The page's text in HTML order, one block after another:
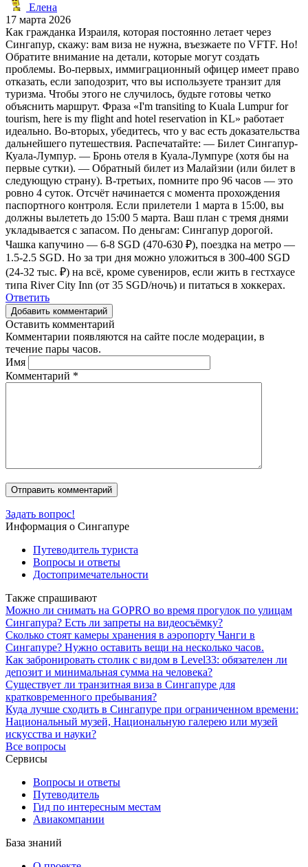
Елена
17 марта 2026
Как гражданка Израиля, которая постоянно летает через
Сингапур, скажу: вам виза не нужна, въезжаете по VFTF. Но!
Обратите внимание на детали, которые могут создать
проблемы. Во-первых, иммиграционный офицер имеет право
отказать, если заподозрит, что вы используете транзит для
туризма. Чтобы этого не случилось, будьте готовы четко
объяснить маршрут. Фраза «I'm transiting to Kuala Lumpur for
tourism, here is my flight and hotel reservation in KL» работает
идеально. Во-вторых, убедитесь, что у вас есть доказательства
дальнейшего путешествия. Распечатайте: — Билет Сингапур-
Куала-Лумпур. — Бронь отеля в Куала-Лумпуре (хотя бы на
первые сутки). — Обратный билет из Малайзии (или билет в
следующую страну). В-третьих, помните про 96 часов — это
ровно 4 суток. Отсчёт начинается с момента прохождения
паспортного контроля. Если прилетели 1 марта в 15:00, вы
должны вылететь до 15:00 5 марта. Ваш план с тремя днями
укладывается с запасом. По деньгам: Сингапур дорогой.
Чашка капучино — 6-8 SGD (470-630 ₽), поездка на метро —
1.5-2.5 SGD. Но за три дня можно уложиться в 300-400 SGD
(24-32 тыс. ₽) на всё, кроме сувениров, если жить в гестхаусе
типа River City Inn (от 35 SGD/ночь) и питаться в хоккерах.
Ответить
Добавить комментарий
Оставить комментарий
Комментарии появляются на сайте после модерации, в
течение пары часов.
Имя
Комментарий *
Задать вопрос!
Информация о Сингапуре
Путеводитель туриста
Вопросы и ответы
Достопримечательности
Также спрашивают
Можно ли снимать на GOPRO во время прогулок по улицам
Сингапура? Есть ли запреты на видеосъёмку?
Сколько стоят камеры хранения в аэропорту Чанги в
Сингапуре? Нужно оставить вещи на несколько часов.
Как забронировать столик с видом в Level33: обязателен ли
депозит и минимальная сумма на человека?
Существует ли транзитная виза в Сингапуре для
кратковременного пребывания?
Куда лучше сходить в Сингапуре при ограниченном времени:
Национальный музей, Национальную галерею или музей
искусства и науки?
Все вопросы
Сервисы
Вопросы и ответы
Путеводитель
Гид по интересным местам
Авиакомпании
База знаний